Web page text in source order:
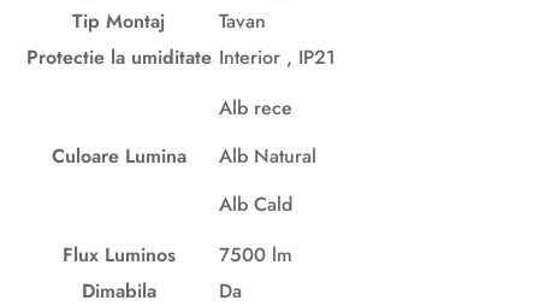
Tip Montaj
Tavan
Protectie la umiditate Interior , IP21
Culoare Lumina
Alb rece
Alb Natural
Alb Cald
Flux Luminos
7500 lm
Dimabila
Da